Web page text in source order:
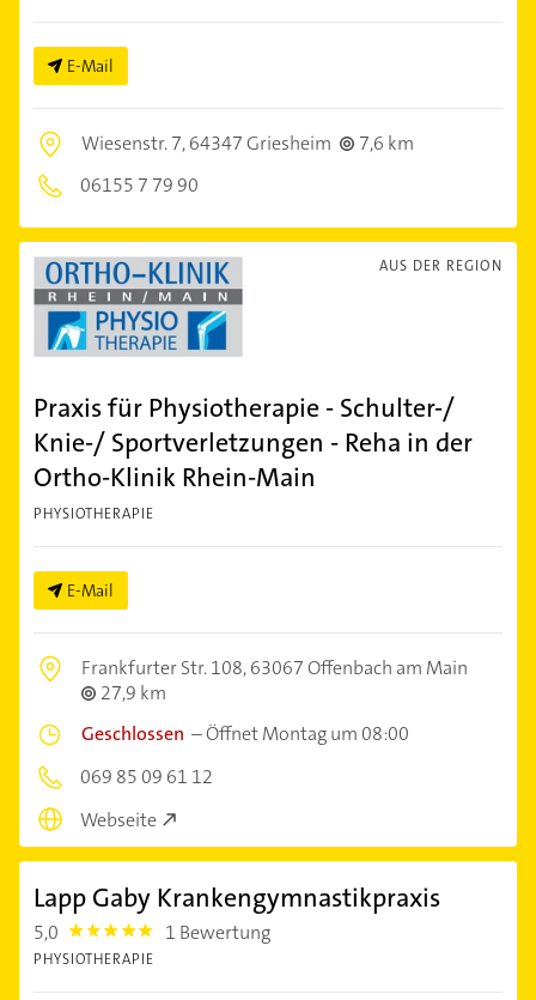
E-Mail
Wiesenstr. 7,64347 Griesheim
7,6 km
06155 7 79 90
AUS DER REGION
Praxis für Physiotherapie - Schulter-/
Knie-/ Sportverletzungen - Reha in der
Ortho-Klinik Rhein-Main
PHYSIOTHERAPIE
E-Mail
Frankfurter Str. 108,63067 Offenbach am Main
27,9 km
Geschlossen –Öffnet Montag um 08:00
069 85 09 61 12
Webseite
Lapp Gaby Krankengymnastikpraxis
5,0 5.0 1 Bewertung
PHYSIOTHERAPIE